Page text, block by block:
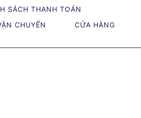
SÁCH THANH TOÁN
CHUYỂN
CỬA HÀNG